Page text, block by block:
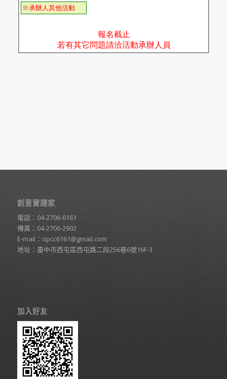
創意實踐家
電話： 04-2706-6161
傳真：04-2706-2902
E-mail： opcc6161@gmail.com
地址：臺中市西屯區西屯路二段256巷6號16F-3
加入好友